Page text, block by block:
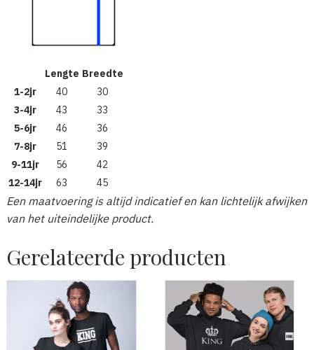
Lengte Breedte
1-2jr
40
30
3-4jr
43
33
5-6jr
46
36
7-8jr
51
39
9-11jr
56
42
12-14jr
63 45
Een maatvoering is altijd indicatief en kan lichtelijk afwijken
van het uiteindelijke product.
Gerelateerde producten